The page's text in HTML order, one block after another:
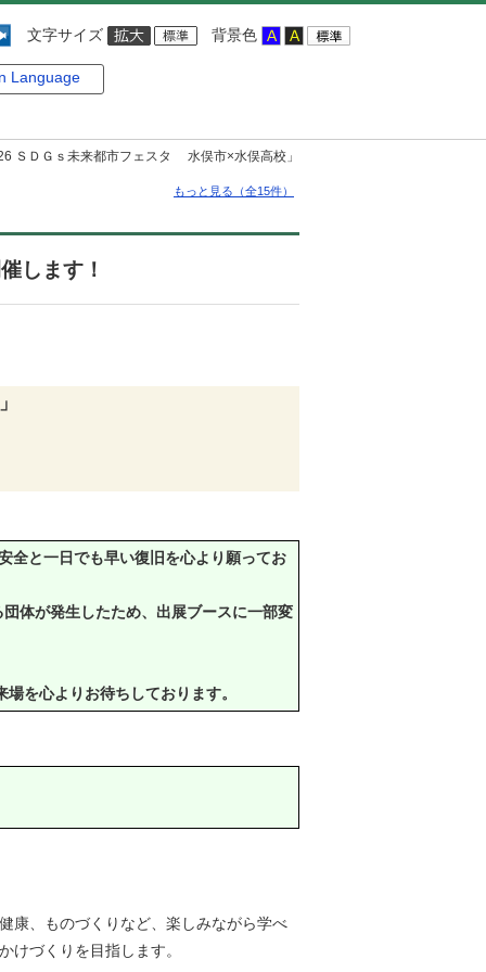
文字サイズ 背景色
Language
ＳＤＧｓ未来都市フェスタ 水俣市×水俣高校」
もっと見る（全15件）
します！
全と一日でも早い復旧を心より願ってお
体が発生したため、出展ブースに一部変
場を心よりお待ちしております。
康、ものづくりなど、楽しみながら学べ
けづくりを目指します。